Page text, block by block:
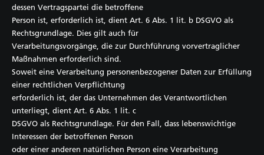
dessen Vertragspartei die betroffene
Person ist, erforderlich ist, dient Art. 6 Abs. 1 lit. b DSGVO als
Rechtsgrundlage. Dies gilt auch für
Verarbeitungsvorgänge, die zur Durchführung vorvertraglicher
Maßnahmen erforderlich sind.
Soweit eine Verarbeitung personenbezogener Daten zur Erfüllung
einer rechtlichen Verpflichtung
erforderlich ist, der das Unternehmen des Verantwortlichen
unterliegt, dient Art. 6 Abs. 1 lit. c
DSGVO als Rechtsgrundlage. Für den Fall, dass lebenswichtige
Interessen der betroffenen Person
oder einer anderen natürlichen Person eine Verarbeitung